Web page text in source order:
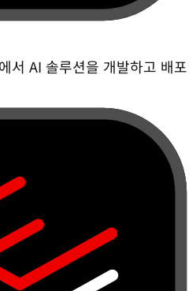
서 AI 솔루션을 개발하고 배포